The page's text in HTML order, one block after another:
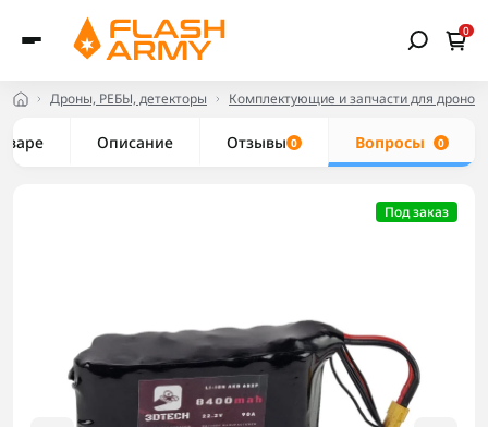
0
Дроны, РЕБЫ, детекторы Комплектующие и запчасти для дронов
Описание Отзывы 0 Вопросы 0
Под заказ